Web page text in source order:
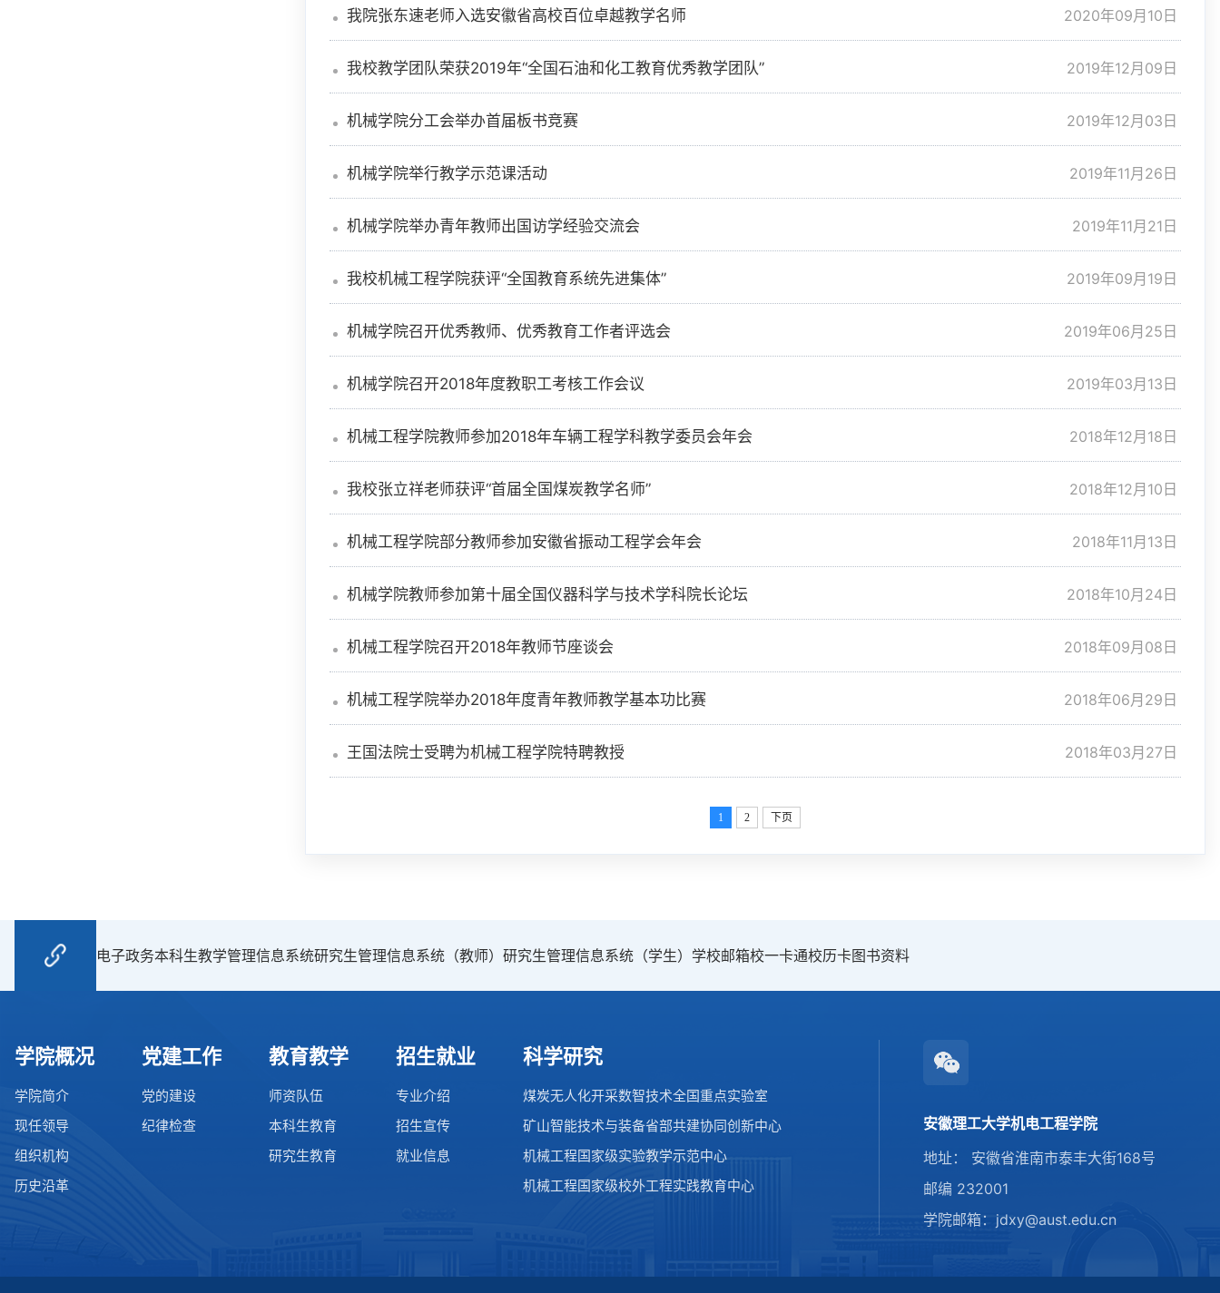
我院张东速老师入选安徽省高校百位卓越教学名师 2020年09月10日
我校教学团队荣获2019年“全国石油和化工教育优秀教学团队” 2019年12月09日
机械学院分工会举办首届板书竞赛 2019年12月03日
机械学院举行教学示范课活动 2019年11月26日
机械学院举办青年教师出国访学经验交流会 2019年11月21日
我校机械工程学院获评“全国教育系统先进集体” 2019年09月19日
机械学院召开优秀教师、优秀教育工作者评选会 2019年06月25日
机械学院召开2018年度教职工考核工作会议 2019年03月13日
机械工程学院教师参加2018年车辆工程学科教学委员会年会 2018年12月18日
我校张立祥老师获评“首届全国煤炭教学名师” 2018年12月10日
机械工程学院部分教师参加安徽省振动工程学会年会 2018年11月13日
机械学院教师参加第十届全国仪器科学与技术学科院长论坛 2018年10月24日
机械工程学院召开2018年教师节座谈会 2018年09月08日
机械工程学院举办2018年度青年教师教学基本功比赛 2018年06月29日
王国法院士受聘为机械工程学院特聘教授 2018年03月27日
1 2 下页
电子政务本科生教学管理信息系统研究生管理信息系统（教师） 研究生管理信息系统（学生） 学校邮箱校一卡通校历卡图书资料
学院概况
学院简介
现任领导
组织机构
历史沿革
党建工作
党的建设
纪律检查
教育教学
师资队伍
本科生教育
研究生教育
招生就业
专业介绍
招生宣传
就业信息
科学研究
煤炭无人化开采数智技术全国重点实验室
矿山智能技术与装备省部共建协同创新中心
机械工程国家级实验教学示范中心
机械工程国家级校外工程实践教育中心
安徽理工大学机电工程学院
地址： 安徽省淮南市泰丰大街168号
邮编 232001
学院邮箱：jdxy@aust.edu.cn